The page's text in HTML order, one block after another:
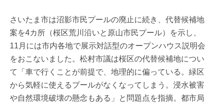
さいたま市は沼影市民プールの廃止に続き、代替候補地
案を4カ所（桜区荒川沿いと原山市民プール）を示し、
11月には市内各地で展示対話型のオープンハウス説明会
をおこないました。松村市議は桜区の代替候補地につい
て「車で行くことが前提で、地理的に偏っている。緑区
から気軽に使えるプールがなくなってしまう。浸水被害
や自然環境破壊の懸念もある」と問題点を指摘。都市局